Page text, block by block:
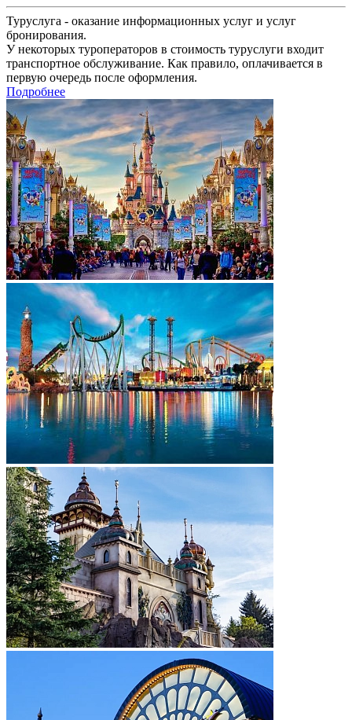
Туруслуга - оказание информационных услуг и услуг
бронирования.
У некоторых туроператоров в стоимость туруслуги входит
транспортное обслуживание. Как правило, оплачивается в
первую очередь после оформления.
Подробнее